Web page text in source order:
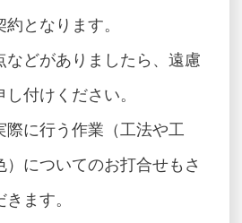
となります。
などがありましたら、遠慮
付けください。
際に行う作業（工法や工
）についてのお打合せもさ
ます。